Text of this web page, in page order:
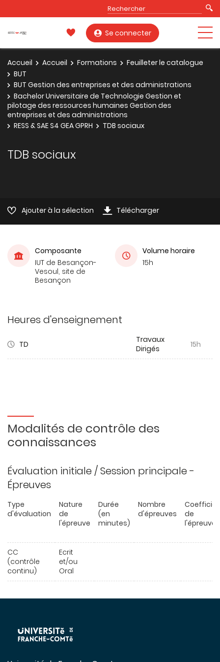
Se connecter
Accueil Accueil Formations
Feuilleter le catalogue
BUT
BUT Gestion des entreprises et des administrations
Bachelor Universitaire de Technologie Gestion et
pilotage des ressources humaines Gestion des
entreprises et des administrations
RESS & SAE S4 GEA GPRH
TDB sociaux
TDB sociaux
Ajouter à la sélection Télécharger
Composante
IUT de Besançon-
Vesoul, site de
Besançon
Volume horaire
15h
Heures d'enseignement
TD
Travaux
Dirigés
15h
Modalités de contrôle des
connaissances
Évaluation initiale / Session principale -
Épreuves
Type
d'évaluation
Nature
de
l'épreuve
Durée
(en
minutes)
Nombre
d'épreuves
de
l'épreuve
CC
(contrôle
continu)
Ecrit
et/ou
Oral